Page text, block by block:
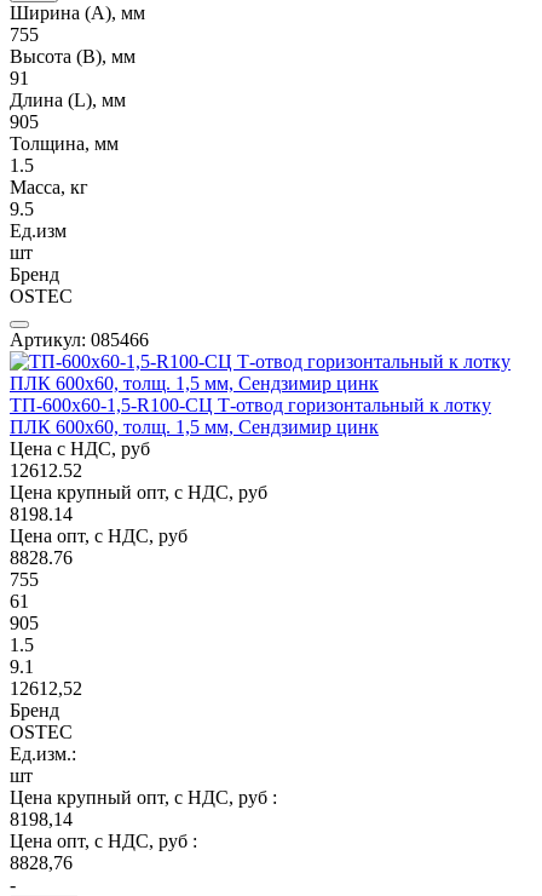
Ширина (А), мм
755
Высота (В), мм
91
Длина (L), мм
905
Толщина, мм
1.5
Масса, кг
9.5
Ед.изм
шт
Бренд
OSTEC
Артикул: 085466
ТП-600х60-1,5-R100-СЦ Т-отвод горизонтальный к лотку
ПЛК 600х60, толщ. 1,5 мм, Сендзимир цинк
Цена с НДС, руб
12612.52
Цена крупный опт, с НДС, руб
8198.14
Цена опт, с НДС, руб
8828.76
755
61
905
1.5
9.1
12612,52
Бренд
OSTEC
Ед.изм.:
шт
Цена крупный опт, с НДС, руб :
8198,14
Цена опт, с НДС, руб :
8828,76
-